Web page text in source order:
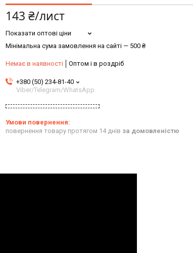
143 ₴/лист
Показати оптові ціни
Мінімальна сума замовлення на сайті — 500 ₴
Немає в наявності Оптом і в роздріб
+380 (50) 234-81-40
Viber/Telegram/WhatsApp
повернення товару протягом 14 днів за домовленістю